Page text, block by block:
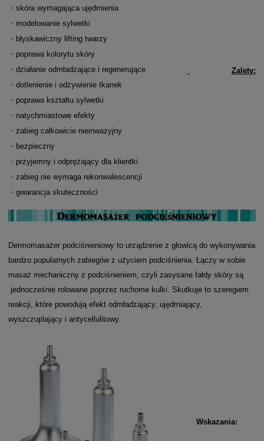
skóra wymagająca ujędrnienia
modelowanie sylwetki
błyskawiczny lifting twarzy
poprawa kolorytu skóry
działanie odmładzające i regenerujące
dotlenienie i odżywienie tkanek
poprawa kształtu sylwetki
Zalety:
natychmiastowe efekty
zabieg całkowicie nieinwazyjny
bezpieczny
przyjemny i odprężający dla klientki
zabieg nie wymaga rekonwalescencji
gwarancja skuteczności
Dermomasażer podciśnieniowy to urządzenie z głowicą do wykonywania
bardzo popularnych zabiegów z użyciem podciśnienia. Łączy w sobie
masaż mechaniczny z podciśnieniem, czyli zasysane fałdy skóry są
jednocześnie rolowane poprzez ruchome kulki. Skutkuje to szeregiem
reakcji, które powodują efekt odmładzający, ujędrniający,
wyszczuplający i antycellulitowy.
Wskazania: